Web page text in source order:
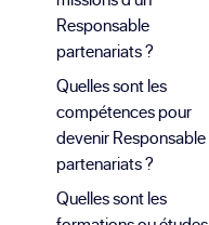
Responsable
partenariats ?
Quelles sont les
compétences pour
devenir Responsable
partenariats ?
Quelles sont les